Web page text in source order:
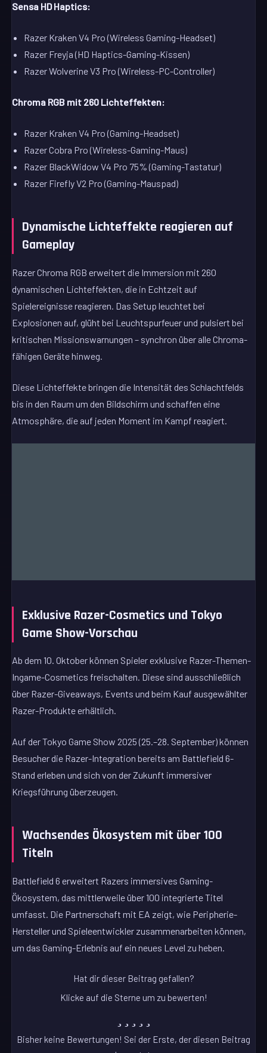
Sensa HD Haptics:
Razer Kraken V4 Pro (Wireless Gaming-Headset)
Razer Freyja (HD Haptics-Gaming-Kissen)
Razer Wolverine V3 Pro (Wireless-PC-Controller)
Chroma RGB mit 260 Lichteffekten:
Razer Kraken V4 Pro (Gaming-Headset)
Razer Cobra Pro (Wireless-Gaming-Maus)
Razer BlackWidow V4 Pro 75% (Gaming-Tastatur)
Razer Firefly V2 Pro (Gaming-Mauspad)
Dynamische Lichteffekte reagieren auf
Gameplay
Razer Chroma RGB erweitert die Immersion mit 260
dynamischen Lichteffekten, die in Echtzeit auf
Spielereignisse reagieren. Das Setup leuchtet bei
Explosionen auf, glüht bei Leuchtspurfeuer und pulsiert bei
kritischen Missionswarnungen – synchron über alle Chroma-
fähigen Geräte hinweg.
Diese Lichteffekte bringen die Intensität des Schlachtfelds
bis in den Raum um den Bildschirm und schaffen eine
Atmosphäre, die auf jeden Moment im Kampf reagiert.
Exklusive Razer-Cosmetics und Tokyo
Game Show-Vorschau
Ab dem 10. Oktober können Spieler exklusive Razer-Themen-
Ingame-Cosmetics freischalten. Diese sind ausschließlich
über Razer-Giveaways, Events und beim Kauf ausgewählter
Razer-Produkte erhältlich.
Auf der Tokyo Game Show 2025 (25.–28. September) können
Besucher die Razer-Integration bereits am Battlefield 6-
Stand erleben und sich von der Zukunft immersiver
Kriegsführung überzeugen.
Wachsendes Ökosystem mit über 100
Titeln
Battlefield 6 erweitert Razers immersives Gaming-
Ökosystem, das mittlerweile über 100 integrierte Titel
umfasst. Die Partnerschaft mit EA zeigt, wie Peripherie-
Hersteller und Spieleentwickler zusammenarbeiten können,
um das Gaming-Erlebnis auf ein neues Level zu heben.
Hat dir dieser Beitrag gefallen?
Klicke auf die Sterne um zu bewerten!
Bisher keine Bewertungen! Sei der Erste, der diesen Beitrag